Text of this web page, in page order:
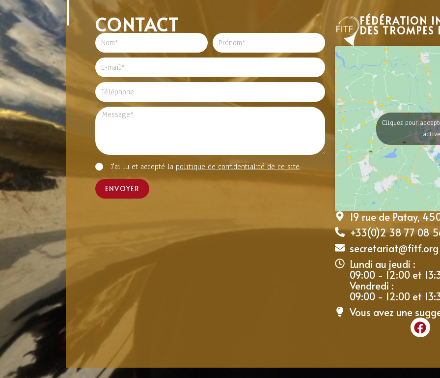
CONTACT
J'ai lu et accepté la politique de confidentialité de ce site
ENVOYER
FÉDÉRATION
DES TROMPES
Cliquez pour
19 rue de Patay,
+33(0)2 38 77 08
secretariat@fitf.org
Lundi au jeudi :
09:00 - 12:00 et
Vendredi :
09:00 - 12:00 et
Vous avez une